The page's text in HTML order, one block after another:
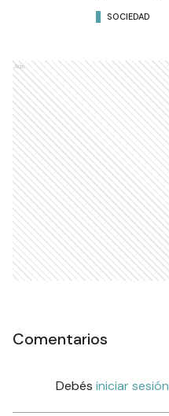
SOCIEDAD
Ads
Comentarios
Debés iniciar sesión